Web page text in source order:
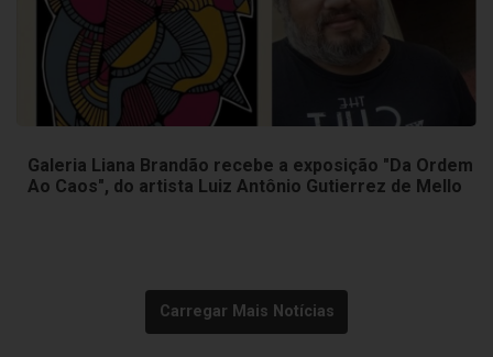
Galeria Liana Brandão recebe a exposição "Da Ordem
Ao Caos", do artista Luiz Antônio Gutierrez de Mello
Carregar Mais Notícias